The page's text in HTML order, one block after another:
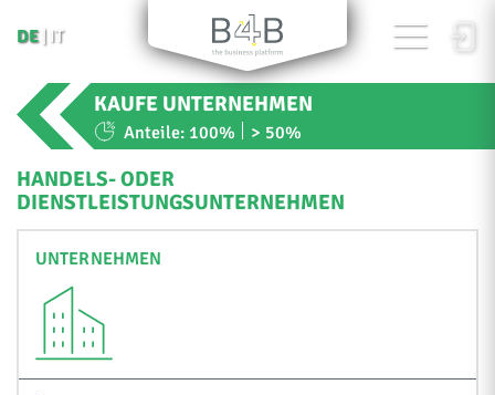
DE IT
KAUFE UNTERNEHMEN
Anteile: 100% > 50%
HANDELS- ODER
DIENSTLEISTUNGSUNTERNEHMEN
UNTERNEHMEN